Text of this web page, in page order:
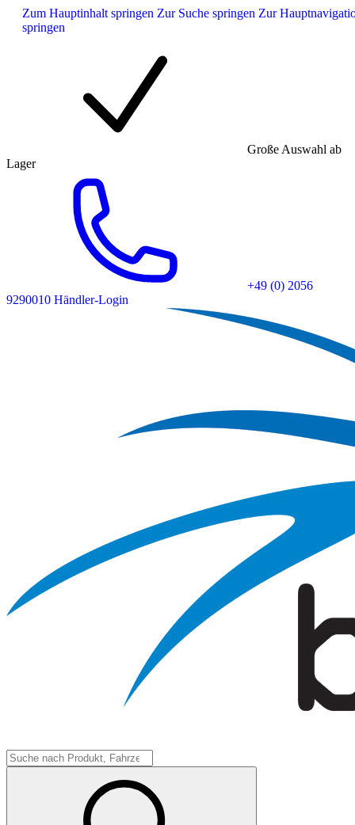
Zum Hauptinhalt springen Zur Suche springen Zur
springen
Große Auswahl ab
Lager
+49 (0) 2056
9290010 Händler-Login